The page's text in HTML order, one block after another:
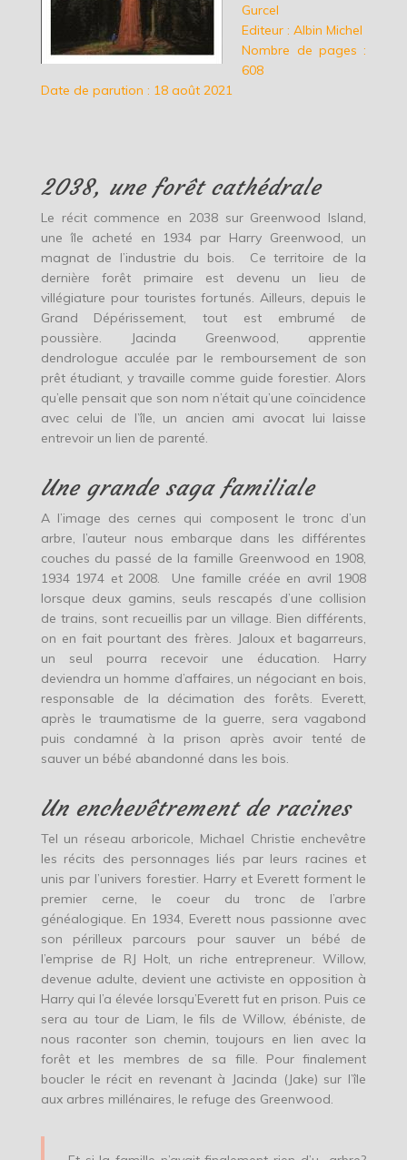
Gurcel
Editeur : Albin Michel
Nombre de pages :
608
Date de parution : 18 août 2021
2038, une forêt cathédrale
Le récit commence en 2038 sur Greenwood Island,
une île acheté en 1934 par Harry Greenwood, un
magnat de l’industrie du bois. Ce territoire de la
dernière forêt primaire est devenu un lieu de
villégiature pour touristes fortunés. Ailleurs, depuis le
Grand Dépérissement, tout est embrumé de
poussière. Jacinda Greenwood, apprentie
dendrologue acculée par le remboursement de son
prêt étudiant, y travaille comme guide forestier. Alors
qu’elle pensait que son nom n’était qu’une coïncidence
avec celui de l’île, un ancien ami avocat lui laisse
entrevoir un lien de parenté.
Une grande saga familiale
A l’image des cernes qui composent le tronc d’un
arbre, l’auteur nous embarque dans les différentes
couches du passé de la famille Greenwood en 1908,
1934 1974 et 2008. Une famille créée en avril 1908
lorsque deux gamins, seuls rescapés d’une collision
de trains, sont recueillis par un village. Bien différents,
on en fait pourtant des frères. Jaloux et bagarreurs,
un seul pourra recevoir une éducation. Harry
deviendra un homme d’affaires, un négociant en bois,
responsable de la décimation des forêts. Everett,
après le traumatisme de la guerre, sera vagabond
puis condamné à la prison après avoir tenté de
sauver un bébé abandonné dans les bois.
Un enchevêtrement de racines
Tel un réseau arboricole, Michael Christie enchevêtre
les récits des personnages liés par leurs racines et
unis par l’univers forestier. Harry et Everett forment le
premier cerne, le coeur du tronc de l’arbre
généalogique. En 1934, Everett nous passionne avec
son périlleux parcours pour sauver un bébé de
l’emprise de RJ Holt, un riche entrepreneur. Willow,
devenue adulte, devient une activiste en opposition à
Harry qui l’a élevée lorsqu’Everett fut en prison. Puis ce
sera au tour de Liam, le fils de Willow, ébéniste, de
nous raconter son chemin, toujours en lien avec la
forêt et les membres de sa fille. Pour finalement
boucler le récit en revenant à Jacinda (Jake) sur l’île
aux arbres millénaires, le refuge des Greenwood.